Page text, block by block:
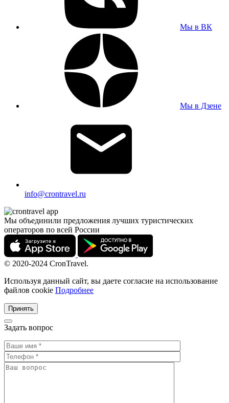
Мы в ВК
Мы в Дзене
info@crontravel.ru
Мы объединили предложения лучших туристических
операторов по всей России
© 2020-2024 CronTravel.
Используя данный сайт, вы даете согласие на использование
файлов cookie Подробнее
Принять
Задать вопрос